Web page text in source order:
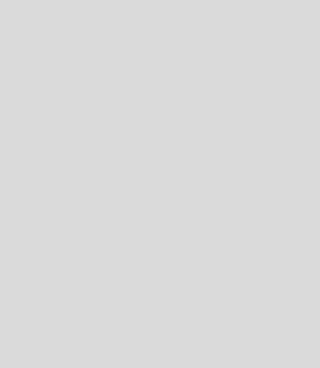
ingår i en förpackning
Notes innehåller 12 block med
och arbetsplatser.